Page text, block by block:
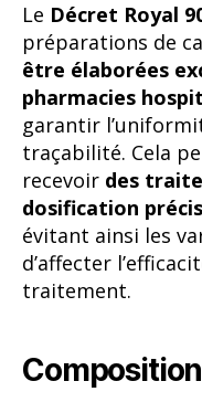
Le Décret Royal
préparations de
être élaborées
pharmacies
garantir
traçabilité. Cela
recevoir des
dosification
évitant ainsi les
d’affecter
traitement.